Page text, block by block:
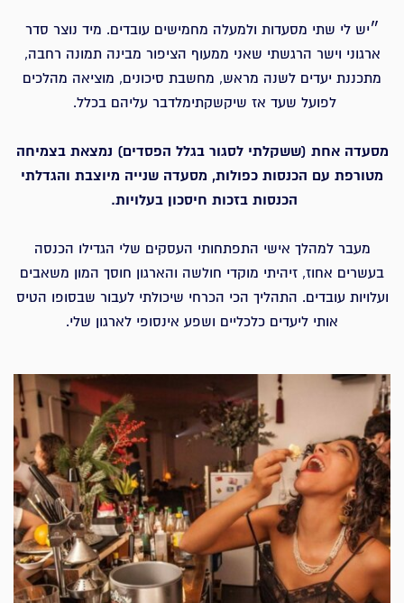
״יש לי שתי מסעדות ולמעלה מחמישים עובדים. מיד נוצר סדר
ארגוני וישר הרגשתי שאני ממעוף הציפור מבינה תמונה רחבה,
מתכננת יעדים לשנה מראש, מחשבת סיכונים, מוציאה מהלכים
לפועל שעד אז שיקשקתימלדבר עליהם בכלל.
מסעדה אחת (ששקלתי לסגור בגלל הפסדים) נמצאת בצמיחה
מטורפת עם הכנסות כפולות, מסעדה שנייה מיוצבת והגדלתי
הכנסות בזכות חיסכון בעלויות.
מעבר למהלך אישי התפתחותי העסקים שלי הגדילו הכנסה
בעשרים אחוז, זיהיתי מוקדי חולשה והארגון חוסך המון משאבים
ועלויות עובדים. התהליך הכי הכרחי שיכולתי לעבור שבסופו הטיס
אותי ליעדים כלכליים ושפע אינסופי לארגון שלי.